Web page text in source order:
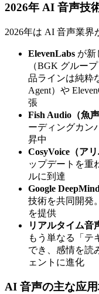
2026年 AI 音声技
2026年は AI 音声業界
ElevenLabs が新
（BGK グルー
品ラインは純粋
Agent）や
張
Fish Audio（魚声
ーディングカン
昇中
CosyVoice（アリ
ップデートを重
ルに到達
Google
技術を共同開発
を提供
リアルタイム音
もう単なる「テ
でき、感情を読
ェントに進化
AI 音声の主な应